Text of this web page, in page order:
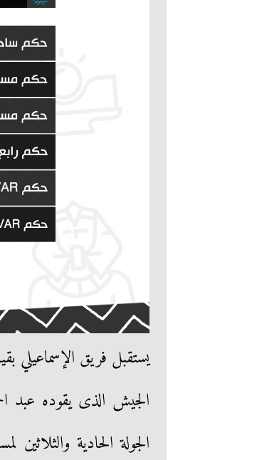
يستقبل فريق الإسماعيلي
الجيش الذى يقوده عبد
الجولة الحادية